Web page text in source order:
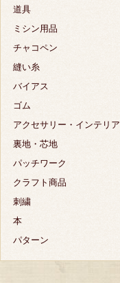
道具
ミシン用品
チャコペン
縫い糸
バイアス
ゴム
アクセサリー・インテリア
裏地・芯地
パッチワーク
クラフト商品
刺繍
本
パターン